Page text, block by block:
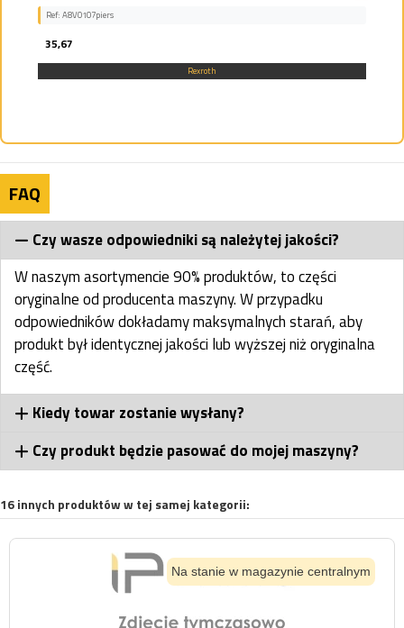
Ref: A8VO107piers
35,67
Rexroth
FAQ
Czy wasze odpowiedniki są należytej jakości?
W naszym asortymencie 90% produktów, to części
oryginalne od producenta maszyny. W przypadku
odpowiedników dokładamy maksymalnych starań, aby
produkt był identycznej jakości lub wyższej niż oryginalna
część.
Kiedy towar zostanie wysłany?
Czy produkt będzie pasować do mojej maszyny?
16 innych produktów w tej samej kategorii:
Na stanie w magazynie centralnym